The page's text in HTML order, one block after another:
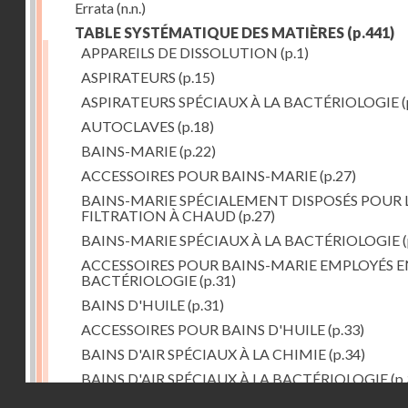
Errata(n.n.)
TABLE SYSTÉMATIQUE DES MATIÈRES (p.441)
APPAREILS DE DISSOLUTION (p.1)
ASPIRATEURS (p.15)
ASPIRATEURS SPÉCIAUX À LA BACTÉRIOLOGIE
AUTOCLAVES (p.18)
BAINS-MARIE(p.22)
ACCESSOIRES POUR BAINS-MARIE(p.27)
BAINS-MARIE SPÉCIALEMENT DISPOSÉS POUR
FILTRATION À CHAUD (p.27)
BAINS-MARIE SPÉCIAUX À LA BACTÉRIOLOGIE
ACCESSOIRES POUR BAINS-MARIE EMPLOYÉS
BACTÉRIOLOGIE(p.31)
BAINS D'HUILE(p.31)
ACCESSOIRES POUR BAINS D'HUILE(p.33)
BAINS D'AIR SPÉCIAUX À LA CHIMIE(p.34)
BAINS D'AIR SPÉCIAUX À LA BACTÉRIOLOGIE